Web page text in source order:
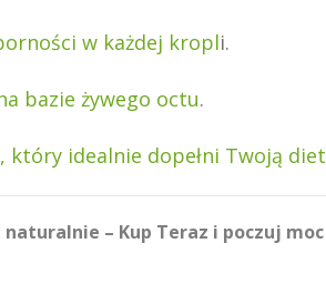
w każdej kropli.
bazie żywego octu.
idealnie dopełni Twoją
– Kup Teraz i poczuj moc